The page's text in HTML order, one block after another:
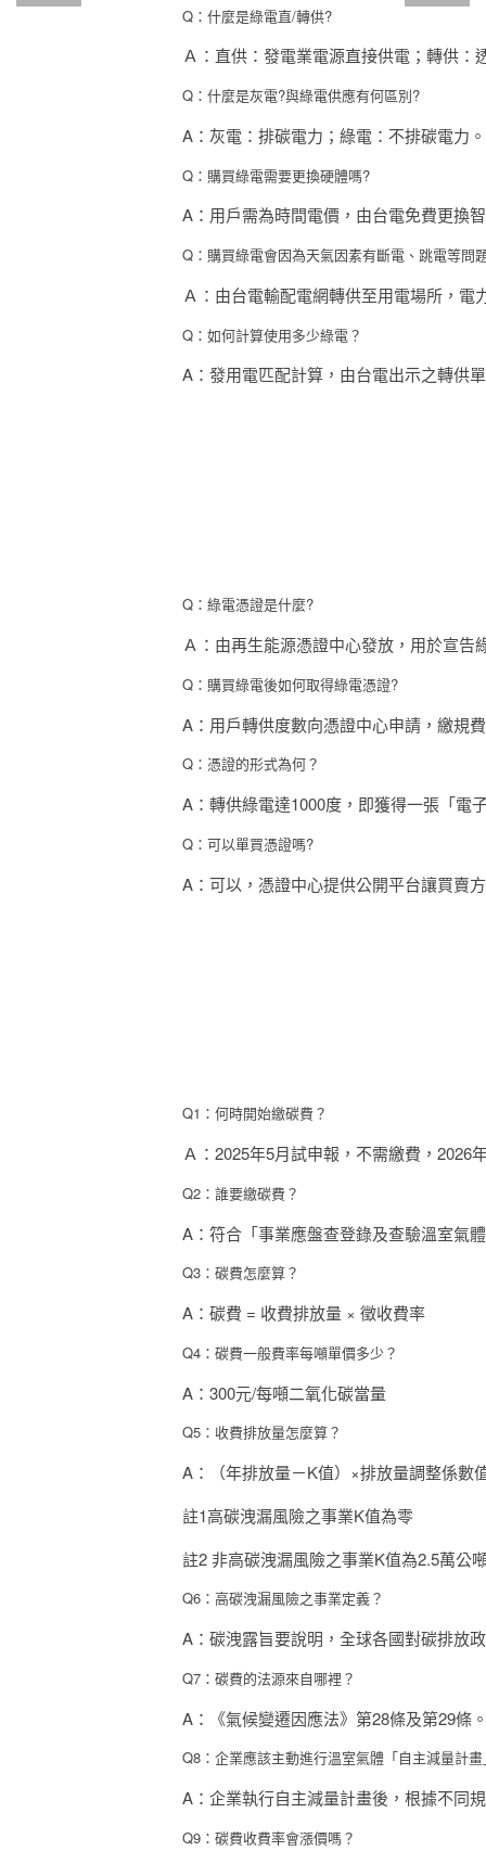
Q：什麼是綠電直/轉供?
Ａ：直供：發電業電源直接供電；轉供：
Q：什麼是灰電?與綠電供應有何區別?
A： 灰電：排碳電力；綠電：不排碳電力。
Q：購買綠電需要更換硬體嗎?
A：用戶需為時間電價，由台電免費更換
Q：購買綠電會因為天氣因素有斷電、跳電等問
Ａ：由台電輸配電網轉供至用電場所，電
Q：如何計算使用多少綠電？
A：發用電匹配計算，由台電出示之轉供
Q：綠電憑證是什麼?
Ａ：由再生能源憑證中心發放，用於宣告
Q：購買綠電後如何取得綠電憑證?
A：用戶轉供度數向憑證中心申請，繳規
Q：憑證的形式為何？
A：轉供綠電達1000度，即獲得一張「電
Q：可以單買憑證嗎?
A：可以，憑證中心提供公開平台讓買賣
Q1：何時開始繳碳費？
Ａ： 2025年5月試申報，不需繳費，2026
Q2：誰要繳碳費？
A：符合「事業應盤查登錄及查驗溫室氣
Q3：碳費怎麼算？
A：碳費 = 收費排放量 × 徵收費率
Q4：碳費一般費率每噸單價多少？
A：300元/每噸二氧化碳當量
Q5：收費排放量怎麼算？
A：
（年排放量－K值）×排放量調整係數
註1高碳洩漏風險之事業K值為零
註2 非高碳洩漏風險之事業K值為2.5萬公
Q6：高碳洩漏風險之事業定義？
A：碳洩露旨要說明，全球各國對碳排放
Q7：碳費的法源來自哪裡？
A：《氣候變遷因應法》第28條及第29條
Q8：企業應該主動進行溫室氣體「自主減量計
A：企業執行自主減量計畫後，根據不同
Q9：碳費收費率會漲價嗎？